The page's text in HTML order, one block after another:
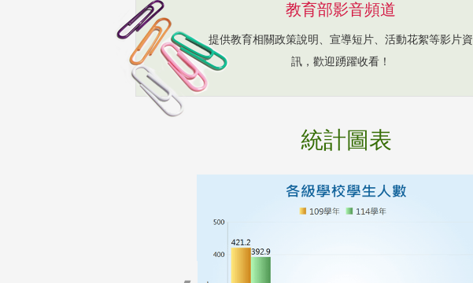
教育部影音頻道
提供教育相關政策說明、宣導短片、活動花絮等影片資
訊，歡迎踴躍收看！
統計圖表